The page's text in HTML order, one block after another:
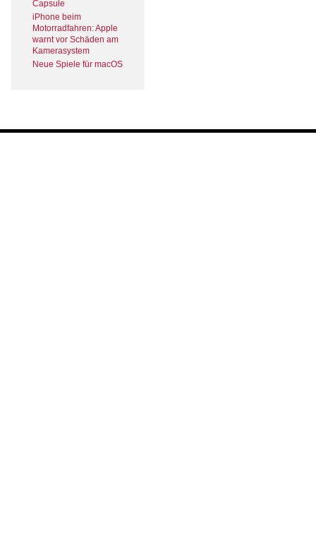
Capsule
iPhone beim
Motorradfahren: Apple
warnt vor Schäden am
Kamerasystem
Neue Spiele für macOS